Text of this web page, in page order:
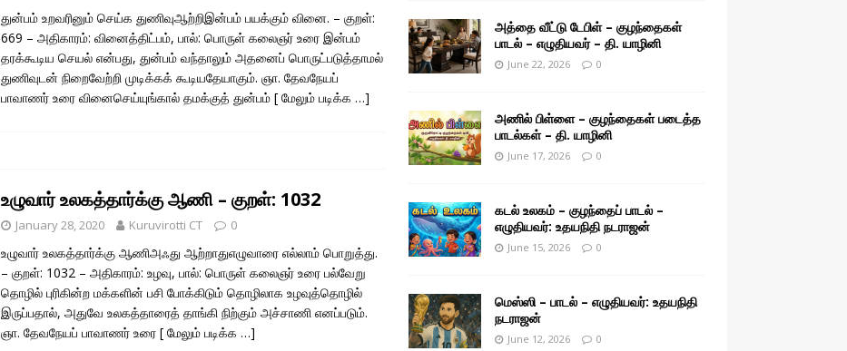
துன்பம் உறவரினும் செய்க துணிவுஆற்றிஇன்பம் பயக்கும் வினை. – குறள்:
669 – அதிகாரம்: வினைத்திட்பம், பால்: பொருள் கலைஞர் உரை இன்பம்
தரக்கூடிய செயல் என்பது, துன்பம் வந்தாலும் அதனைப் பொருட்படுத்தாமல்
துணிவுடன் நிறைவேற்றி முடிக்கக் கூடியதேயாகும். ஞா. தேவநேயப்
பாவாணர் உரை வினைசெய்யுங்கால் தமக்குத் துன்பம் [ மேலும் படிக்க …]
உழுவார் உலகத்தார்க்கு ஆணி – குறள்: 1032
January 28, 2020 Kuruvirotti CT 0
உழுவார் உலகத்தார்க்கு ஆணிஅஃது ஆற்றாதுஎழுவாரை எல்லாம் பொறுத்து.
– குறள்: 1032 – அதிகாரம்: உழவு, பால்: பொருள் கலைஞர் உரை பல்வேறு
தொழில் புரிகின்ற மக்களின் பசி போக்கிடும் தொழிலாக உழவுத்தொழில்
இருப்பதால், அதுவே உலகத்தாரைத் தாங்கி நிற்கும் அச்சாணி எனப்படும்.
ஞா. தேவநேயப் பாவாணர் உரை [ மேலும் படிக்க …]
அத்தை வீட்டு டேபிள் – குழந்தைகள்
பாடல் – எழுதியவர் – தி. யாழினி
June 22, 2026 0
அணில் பிள்ளை – குழந்தைகள் படைத்த
பாடல்கள் – தி. யாழினி
June 17, 2026 0
கடல் உலகம் – குழந்தைப் பாடல் –
எழுதியவர்: உதயநிதி நடராஜன்
June 15, 2026 0
மெஸ்ஸி – பாடல் – எழுதியவர்: உதயநிதி
நடராஜன்
June 12, 2026 0